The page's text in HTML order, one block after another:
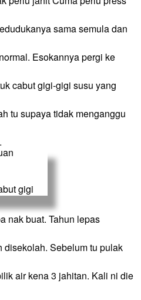
sama semula dan
Esokannya pergi ke
cabut gigi-gigi susu yang
tu supaya tidak menganggu
gigi
nak buat. Tahun lepas
Sebelum tu pulak
air kena 3 jahitan. Kali ni die